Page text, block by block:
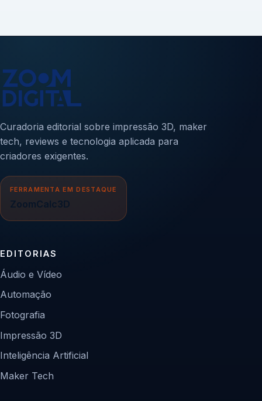
Curadoria editorial sobre impressão 3D, maker
tech, reviews e tecnologia aplicada para
criadores exigentes.
FERRAMENTA EM DESTAQUE
ZoomCalc3D
EDITORIAS
Áudio e Vídeo
Automação
Fotografia
Impressão 3D
Inteligência Artificial
Maker Tech